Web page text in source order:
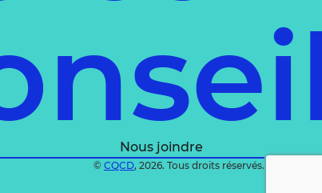
Nous joindre
© CQCD, 2026. Tous droits réservés.